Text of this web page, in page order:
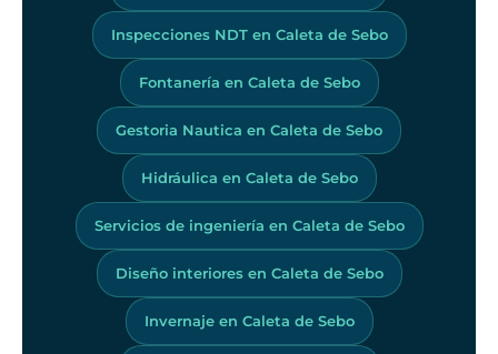
Inspecciones NDT en Caleta de Sebo
Fontanería en Caleta de Sebo
Gestoria Nautica en Caleta de Sebo
Hidráulica en Caleta de Sebo
Servicios de ingeniería en Caleta de Sebo
Diseño interiores en Caleta de Sebo
Invernaje en Caleta de Sebo